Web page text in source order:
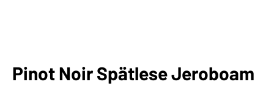
Pinot Noir Spätlese Jeroboam